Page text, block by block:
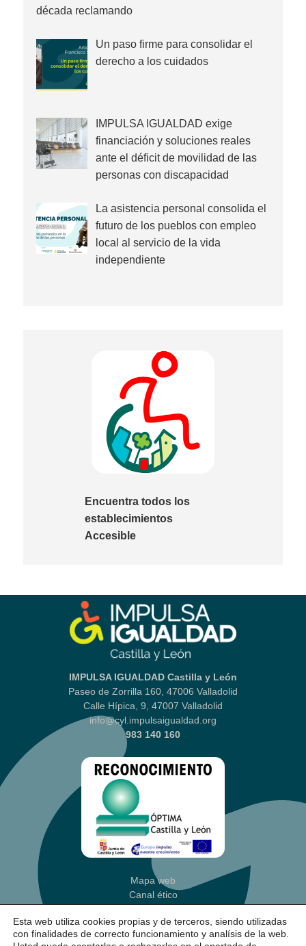
década reclamando
Un paso firme para consolidar el
derecho a los cuidados
IMPULSA IGUALDAD exige
financiación y soluciones reales
ante el déficit de movilidad de las
personas con discapacidad
La asistencia personal consolida el
futuro de los pueblos con empleo
local al servicio de la vida
independiente
Encuentra todos los
establecimientos
Accesible
IMPULSA IGUALDAD Castilla y León
Paseo de Zorrilla 160, 47006 Valladolid
Calle Hípica, 9, 47007 Valladolid
info@cyl.impulsaigualdad.org
983 140 160
Mapa web
Canal ético
Aviso legal|Política Privacidad
Política de cookies (Ajustes)
Accesibilidad
Esta web utiliza cookies propias y de terceros, siendo utilizadas
con finalidades de correcto funcionamiento y analísis de la web.